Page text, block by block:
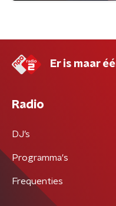
Er is maar
Radio
DJ’s
Programma's
Frequenties